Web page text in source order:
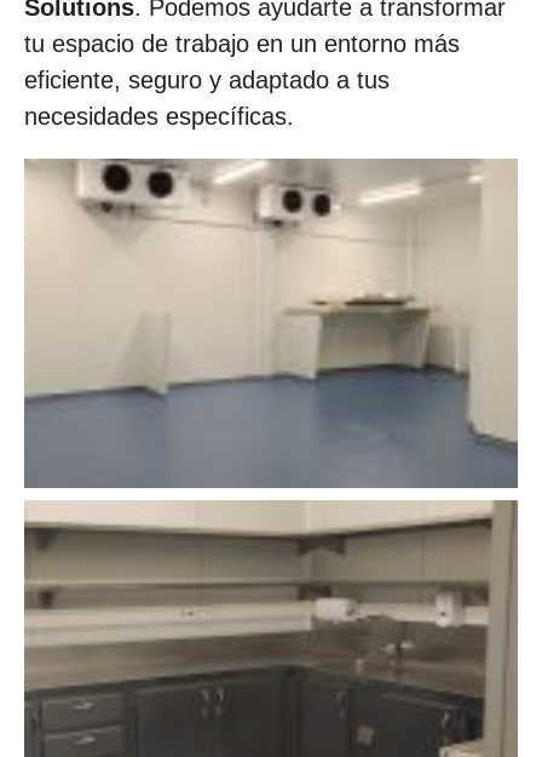
Solutions. Podemos ayudarte a transformar
tu espacio de trabajo en un entorno más
eficiente, seguro y adaptado a tus
necesidades específicas.